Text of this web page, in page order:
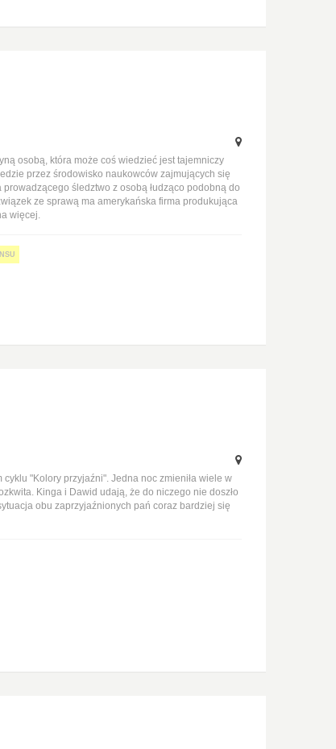
osobą, która może coś wiedzieć jest tajemniczy
przez środowisko naukowców zajmujących się
śledztwo z osobą łudząco podobną do
ze sprawą ma amerykańska firma produkująca
więcej.
"Kolory przyjaźni". Jedna noc zmieniła wiele w
Kinga i Dawid udają, że do niczego nie doszło
obu zaprzyjaźnionych pań coraz bardziej się